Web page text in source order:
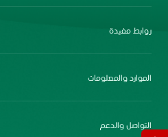
روابط مفيدة
الموارد والمعلومات
التواصل والدعم